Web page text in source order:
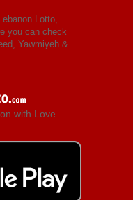
Lebanon Lotto,
you can check
Yawmiyeh &
with Love